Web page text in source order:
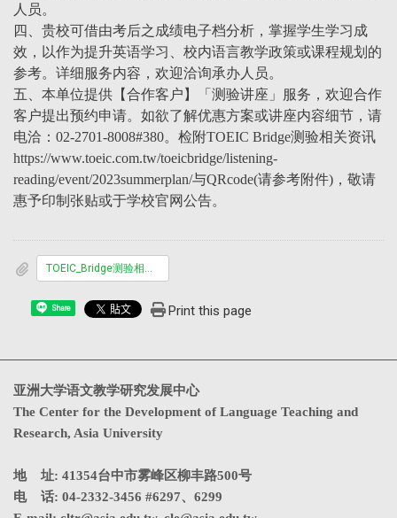
人员。
四、贵校可借由考后之成绩电子档分析，掌握学生学习成
效，以作为提升英语学习、校内语言教学政策或课程规划的
参考。详细服务内容，欢迎洽询承办人员。
五、本单位提供【合作客户】「测验讲座」服务，欢迎合作
客户提出预约申请。如欲了解优惠方案或讲座内容细节，请
电洽：02-2701-8008#380。检附TOEIC Bridge测验相关资讯
https://www.toeic.com.tw/toeicbridge/listening-
reading/event/2023summerplan/与QRcode(请参考附件)，敬请
惠予印制张贴或于学校官网公告。
Share Print this page
亚洲大学语文教学研究发展中心
The Center for the Development of Language Teaching and
Research, Asia University
地 址: 41354台中市雾峰区柳丰路500号
电 话: 04-2332-3456 #6297、6299